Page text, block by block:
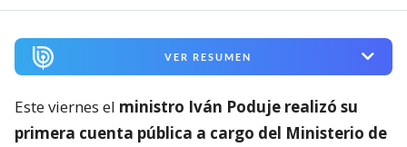
VER RESUMEN
Este viernes el ministro Iván Poduje realizó su
primera cuenta pública a cargo del Ministerio de